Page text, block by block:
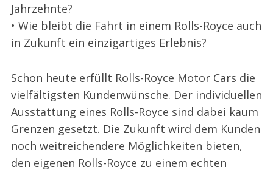
Jahrzehnte?
• Wie bleibt die Fahrt in einem Rolls-Royce auch
in Zukunft ein einzigartiges Erlebnis?
Schon heute erfüllt Rolls-Royce Motor Cars die
vielfältigsten Kundenwünsche. Der individuellen
Ausstattung eines Rolls-Royce sind dabei kaum
Grenzen gesetzt. Die Zukunft wird dem Kunden
noch weitreichendere Möglichkeiten bieten,
den eigenen Rolls-Royce zu einem echten